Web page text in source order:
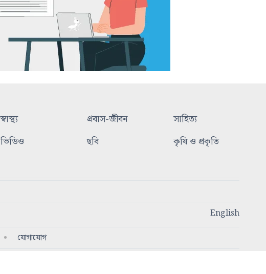
স্বাস্থ্য প্রবাস-জীবন
সাহিত্য
ভিডিও ছবি কৃষি ও প্রকৃতি
English
যোগাযোগ